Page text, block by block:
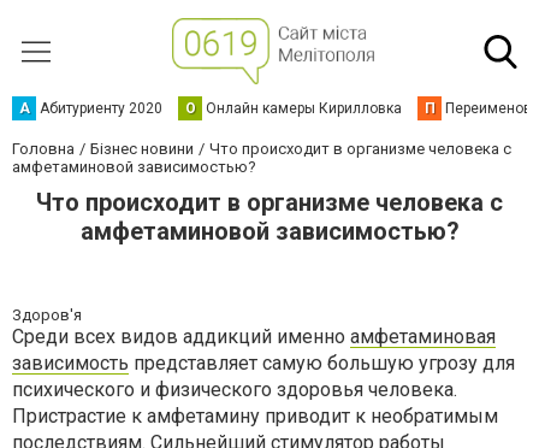
А Абитуриенту 2020 О Онлайн камеры Кирилловка П
Головна Бізнес новини
Что происходит в организме человека с
амфетаминовой зависимостью?
Что происходит в организме человека с
амфетаминовой зависимостью?
Здоров'я
Среди всех видов аддикций именно амфетаминовая
зависимость представляет самую большую угрозу для
психического и физического здоровья человека.
Пристрастие к амфетамину приводит к необратимым
последствиям. Сильнейший стимулятор работы